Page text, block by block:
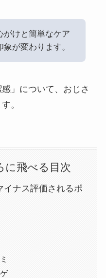
がけと簡単なケア
が変わります。
」について、おじさ
。
に飛べる目次
イナス評価されるポ